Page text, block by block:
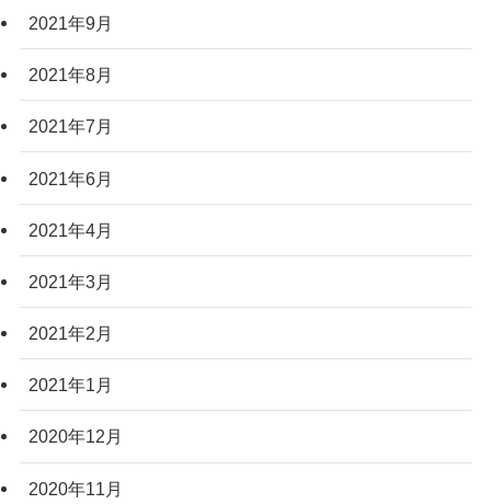
2021年9月
2021年8月
2021年7月
2021年6月
2021年4月
2021年3月
2021年2月
2021年1月
2020年12月
2020年11月